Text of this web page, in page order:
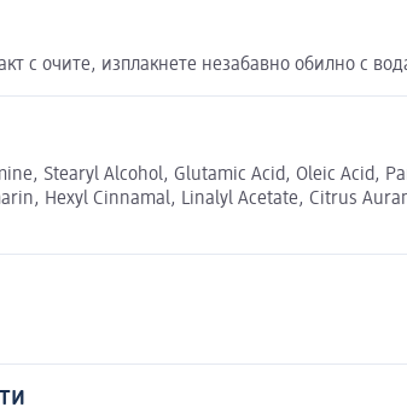
с очите, изплакнете незабавно обилно с
Stearyl Alcohol, Glutamic Acid, Oleic Acid,
Hexyl Cinnamal, Linalyl Acetate, Citrus